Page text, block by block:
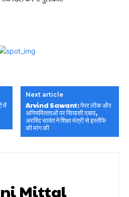
में
Next article
Arvind Sawant: पेपर लीक और
अनियमितताओं पर सियासी दबाव,
अरविंद सावंत ने शिक्षा मंत्री से इस्तीफे
की मांग की
Mittal